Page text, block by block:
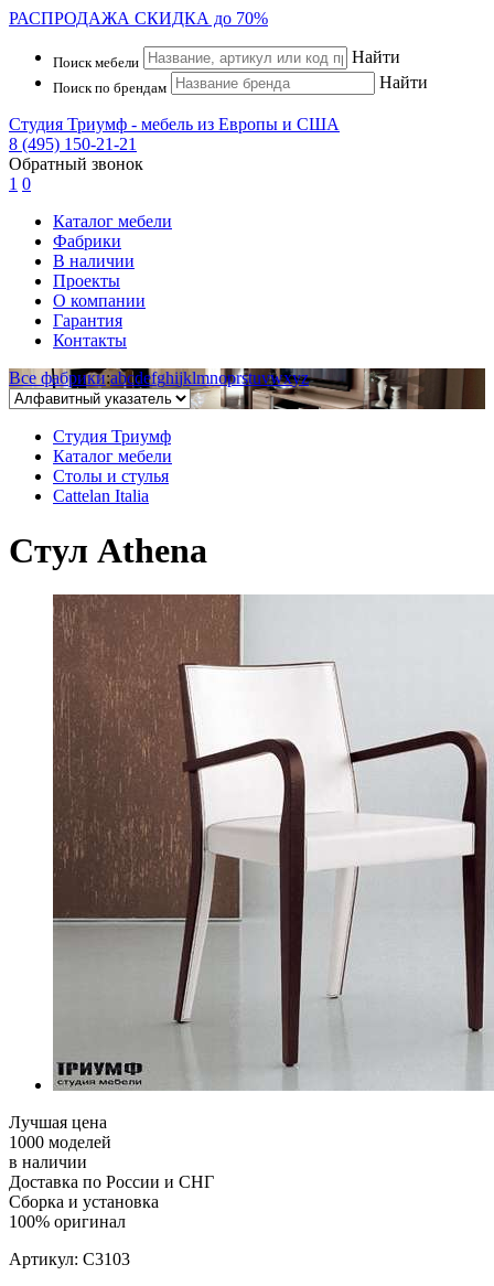
РАСПРОДАЖА СКИДКА до 70%
Поиск мебели Найти
Поиск по брендам Найти
Студия Триумф - мебель из Европы и США
8 (495) 150-21-21
Обратный звонок
1 0
Каталог мебели
Фабрики
В наличии
Проекты
О компании
Гарантия
Контакты
Все фабрики:abcdefghijklmnoprstuvwxyz
Студия Триумф
Каталог мебели
Столы и стулья
Cattelan Italia
Стул Athena
Лучшая цена
1000 моделей
в наличии
Доставка по России и СНГ
Сборка и установка
100% оригинал
Артикул: C3103